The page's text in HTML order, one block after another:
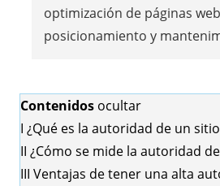
optimización de páginas
posicionamiento y
Contenidos ocultar
I ¿Qué es la autoridad de un
II ¿Cómo se mide la autoridad
III Ventajas de tener una alta